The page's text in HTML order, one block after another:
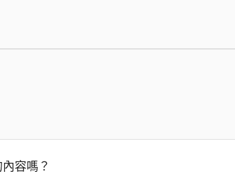
容嗎？